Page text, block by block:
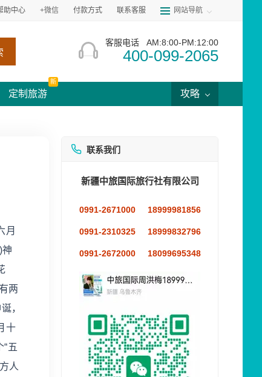
助中心 +微信 付款方式 联系客服 网站导航
客服电话 AM:8:00-PM:12:00
400-099-2065
定制旅游
新
攻略
月
两
，
十
五
人
联系我们
新疆中旅国际旅行社有限公司
0991-2671000 18999981856
0991-2310325 18999832796
0991-2672000 18099695348